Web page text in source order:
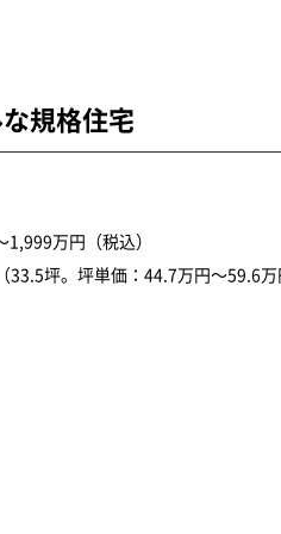
規格住宅
万円（税込）
33.5坪。坪単価：44.7万円～59.6